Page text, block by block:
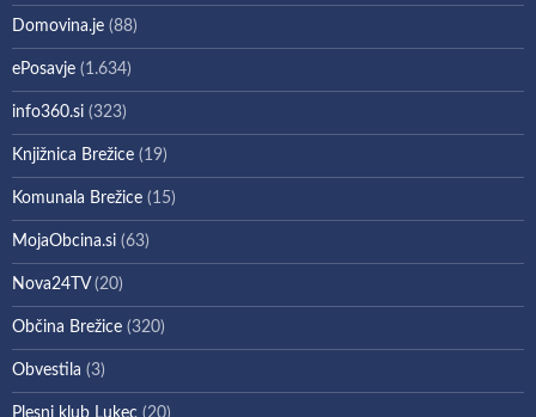
Domovina.je (88)
ePosavje (1.634)
info360.si (323)
Knjižnica Brežice (19)
Komunala Brežice (15)
MojaObcina.si (63)
Nova24TV(20)
Občina Brežice (320)
Obvestila (3)
Plesni klub Lukec (20)